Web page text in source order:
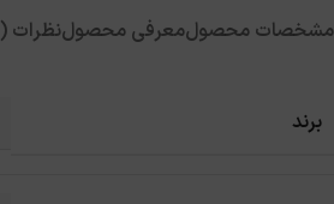
مشخصات محصولمعرفی محصولنظرات (0)
برند